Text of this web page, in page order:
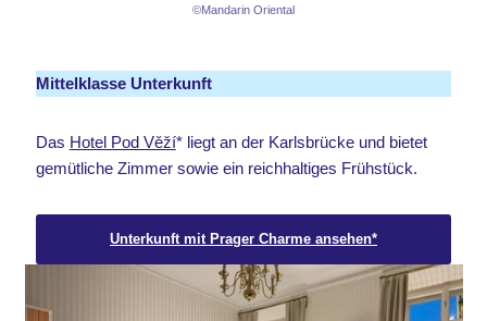
©Mandarin Oriental
Mittelklasse Unterkunft
Das Hotel Pod Věží* liegt an der Karlsbrücke und bietet
gemütliche Zimmer sowie ein reichhaltiges Frühstück.
Unterkunft mit Prager Charme ansehen*